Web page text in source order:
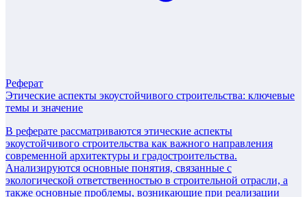
Реферат
Этические аспекты экоустойчивого строительства: ключевые
темы и значение
В реферате рассматриваются этические аспекты
экоустойчивого строительства как важного направления
современной архитектуры и градостроительства.
Анализируются основные понятия, связанные с
экологической ответственностью в строительной отрасли, а
также основные проблемы, возникающие при реализации